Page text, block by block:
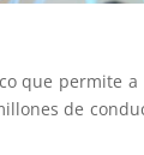
que permite
de